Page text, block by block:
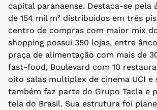
capital paranaense. Destaca-se pela
de 154 mil m² distribuídos em três
centro de compras com maior mix
shopping possui 350 lojas, entre
praça de alimentação com mais de
fast-food, Boulevard com 10
oito salas multiplex de cinema UCI e
também faz parte do Grupo Tacla e
tela do Brasil. Sua estrutura foi